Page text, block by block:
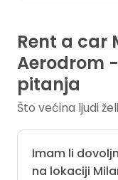
Rent a car
Aerodrom
pitanja
Što većina ljudi
Imam li
na lokaciji